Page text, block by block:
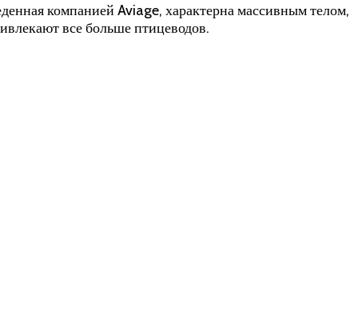
компанией Aviage, характерна массивным телом,
все больше птицеводов.